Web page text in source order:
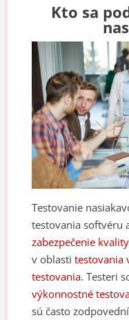
Kto sa
Testovanie
testovania softvéru
zabezpečenie kvality
v oblasti testovania
testovania. Testeri
výkonnostné
sú často